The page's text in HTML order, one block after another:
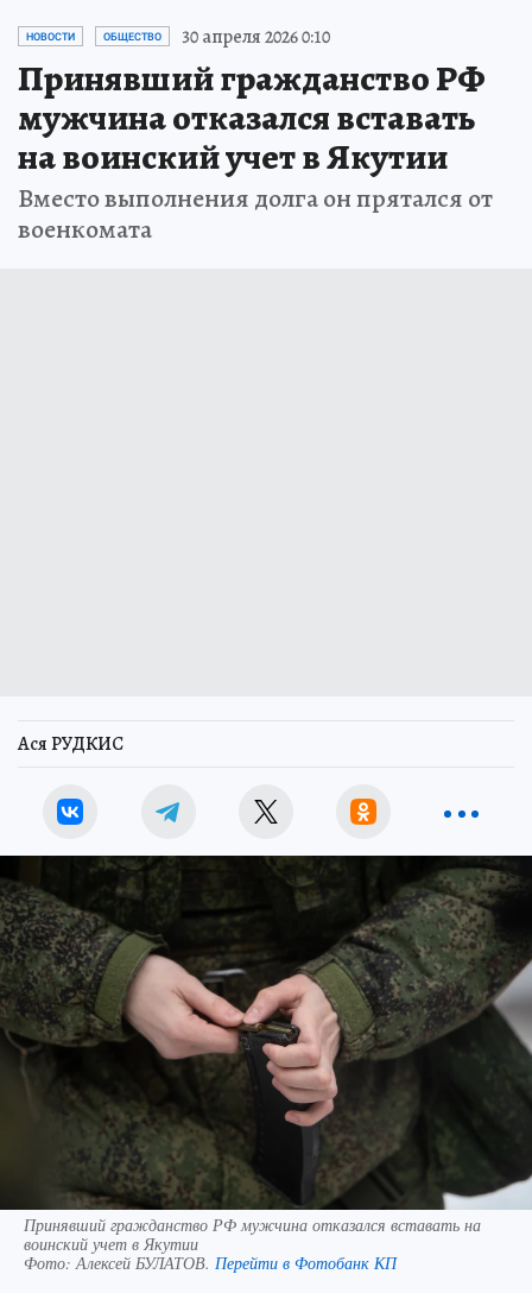
НОВОСТИ ОБЩЕСТВО 30 апреля 2026 0:10
Принявший гражданство РФ
мужчина отказался вставать
на воинский учет в Якутии
Вместо выполнения долга он прятался от
военкомата
Ася РУДКИС
Принявший гражданство РФ мужчина отказался вставать на
воинский учет в Якутии
Фото:Алексей БУЛАТОВ. Перейти в Фотобанк КП